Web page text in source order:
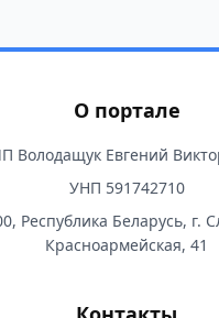
О портале
Володащук Евгений
УНП 591742710
Республика Беларусь, г.
Красноармейская, 41